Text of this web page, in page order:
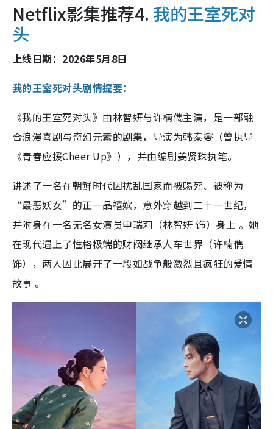
Netflix影集推荐4. 我的王室死对
头
上线日期：2026年5月8日
我的王室死对头剧情提要：
《我的王室死对头》由林智妍与许楠儁主演，是一部融
合浪漫喜剧与奇幻元素的剧集，导演为韩泰燮（曾执导
《青春应援Cheer Up》），并由编剧姜贤珠执笔。
讲述了一名在朝鲜时代因扰乱国家而被赐死、被称为
“最恶妖女”的正一品禧嫔，意外穿越到二十一世纪，
并附身在一名无名女演员申瑞莉（林智妍 饰）身上 。她
在现代遇上了性格极端的财阀继承人车世界（许楠儁
饰），两人因此展开了一段如战争般激烈且疯狂的爱情
故事 。